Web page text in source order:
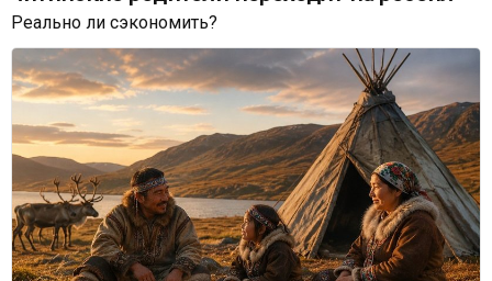
Реально ли сэкономить?